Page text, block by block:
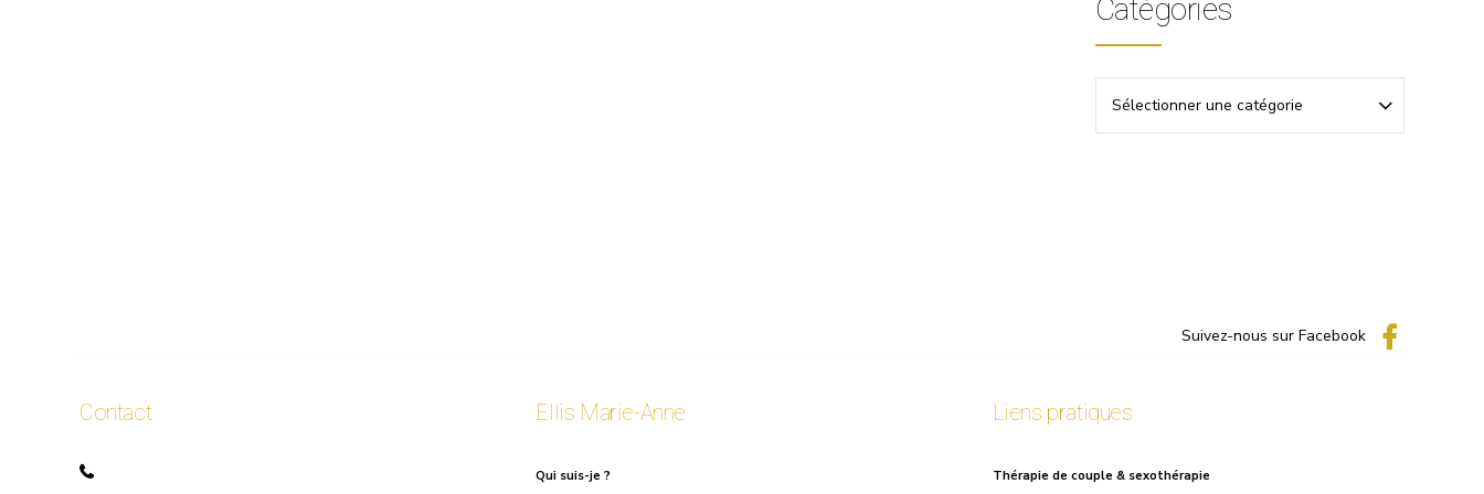
Catégories
Sélectionner une catégorie
Suivez-nous sur Facebook
Contact Ellis Marie-Anne
Qui suis-je ?
Liens pratiques
Thérapie de couple & sexothérapie